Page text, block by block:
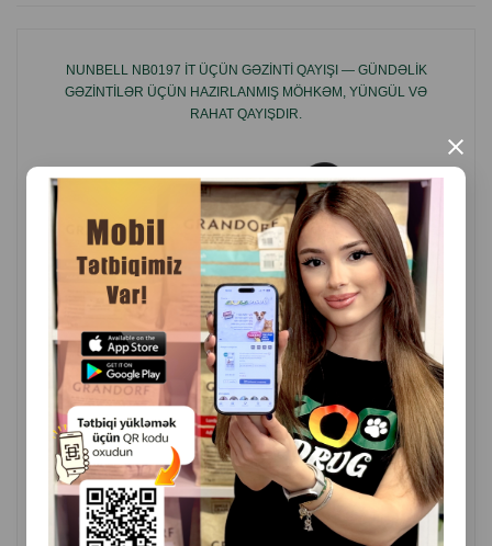
×
Müxtəlif cins itlər üçün uyğundur
NUNBELL NB0197 IT ÜÇÜN GƏZINTI QAYIŞI — GÜNDƏLIK
GƏZINTILƏR ÜÇÜN HAZIRLANMIŞ MÖHKƏM, YÜNGÜL VƏ
RAHAT QAYIŞDIR.
( Rəylər)
Çəki Qiymət
Almaq
1 ədəd
12.60
ALMAQ